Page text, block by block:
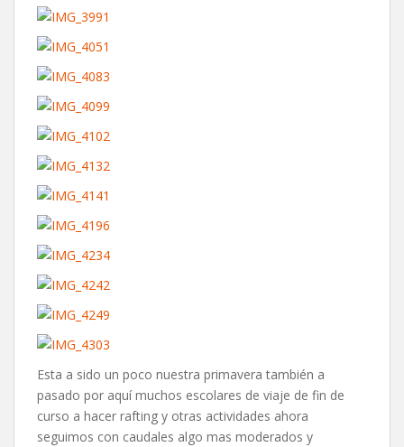
Esta a sido un poco nuestra primavera también a
pasado por aquí muchos escolares de viaje de fin de
curso a hacer rafting y otras actividades ahora
seguimos con caudales algo mas moderados y